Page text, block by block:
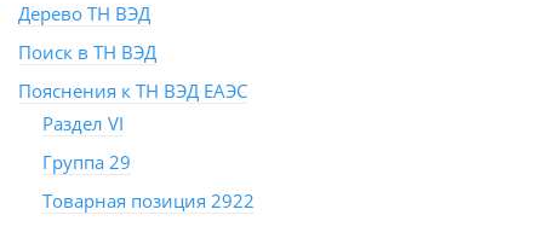
Дерево ТН ВЭД
Поиск в ТН ВЭД
Пояснения к ТН ВЭД ЕАЭС
Раздел VI
Группа 29
Товарная позиция 2922